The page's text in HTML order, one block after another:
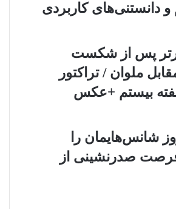
و دانستنی‌های کاربردی
پس از شکست
ملوان / تراکتور
بیستم +عکس
شانس‌هایمان را
صدرنشینی از